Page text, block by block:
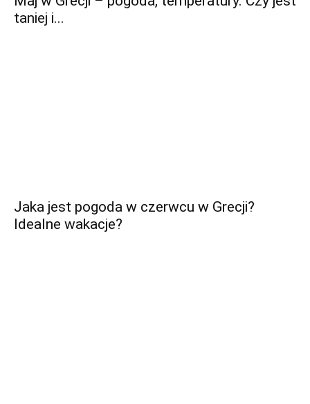
taniej i...
Jaka jest pogoda w czerwcu w Grecji?
Idealne wakacje?